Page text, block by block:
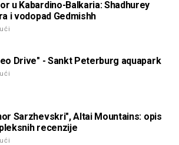
u Kabardino-Balkaria: Shadhurey
i vodopad Gedmishh
Drive" - Sankt Peterburg aquapark
Sarzhevskri", Altai Mountains: opis
recenzije